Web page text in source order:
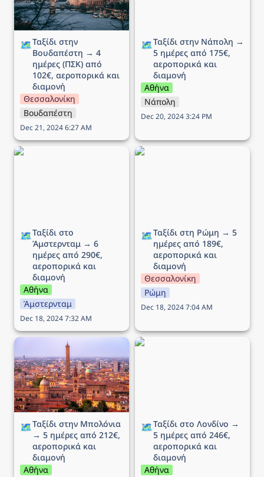
🗺️Ταξίδι στην
Βουδαπέστη → 4
ημέρες (ΠΣΚ) από
102€, αεροπορικά και
διαμονή
Θεσσαλονίκη
Βουδαπέστη
Dec 21, 2024 6:27 AM
🗺️Ταξίδι στην Νάπολη →
5 ημέρες από 175€,
αεροπορικά και
διαμονή
Αθήνα
Νάπολη
Dec 20, 2024 3:24 PM
Ταξίδι στο Άμστερνταμ →
🗺️Ταξίδι στο
Άμστερνταμ → 6
ημέρες από 290€,
αεροπορικά και
διαμονή
Αθήνα
Άμστερνταμ
Dec 18, 2024 7:32 AM
Ταξίδι στη Ρώμη → 5
🗺️Ταξίδι στη Ρώμη → 5
ημέρες από 189€,
αεροπορικά και
διαμονή
Θεσσαλονίκη
Ρώμη
Dec 18, 2024 7:04 AM
Ταξίδι στην Μπολόνια →
5 ημέρες από 212€,
αεροπορικά και διαμονή
🗺️Ταξίδι στην Μπολόνια
→ 5 ημέρες από 212€,
αεροπορικά και
διαμονή
Αθήνα
Ταξίδι στο Λονδίνο → 5
🗺️Ταξίδι στο Λονδίνο →
5 ημέρες από 246€,
αεροπορικά και
διαμονή
Αθήνα